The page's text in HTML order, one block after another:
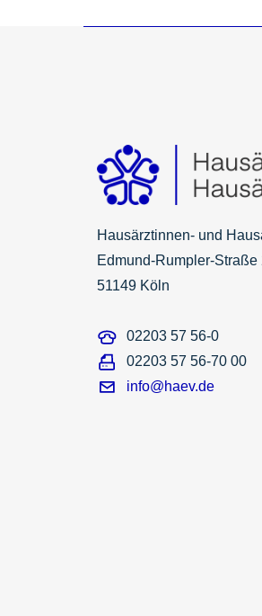
Hausärztinnen- und
Edmund-Rumpler-Straße
51149 Köln
02203 57 56-0
02203 57 56-70 00
info@haev.de